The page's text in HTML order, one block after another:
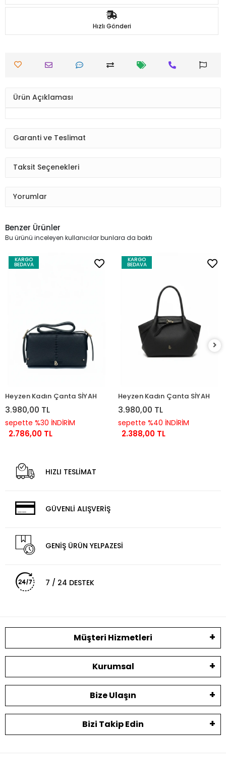
Hızlı Gönderi
Ürün Açıklaması
Garanti ve Teslimat
Taksit Seçenekleri
Yorumlar
Benzer Ürünler
Bu ürünü inceleyen kullanıcılar bunlara da baktı
KARGO
BEDAVA
Heyzen Kadın Çanta SİYAH
3.980,00 TL
sepette %30 İNDİRİM
2.786,00 TL
KARGO
BEDAVA
Heyzen Kadın Çanta SİYAH
3.980,00 TL
sepette %40 İNDİRİM
2.388,00 TL
HIZLI TESLİMAT
GÜVENLİ ALIŞVERİŞ
GENİŞ ÜRÜN YELPAZESİ
7 / 24 DESTEK
Müşteri Hizmetleri
Kurumsal
Bize Ulaşın
Bizi Takip Edin